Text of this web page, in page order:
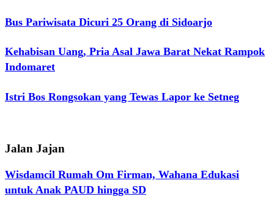
Bus Pariwisata Dicuri 25 Orang di Sidoarjo
Kehabisan Uang, Pria Asal Jawa Barat Nekat Rampok
Indomaret
Istri Bos Rongsokan yang Tewas Lapor ke Setneg
Jalan Jajan
Wisdamcil Rumah Om Firman, Wahana Edukasi
untuk Anak PAUD hingga SD